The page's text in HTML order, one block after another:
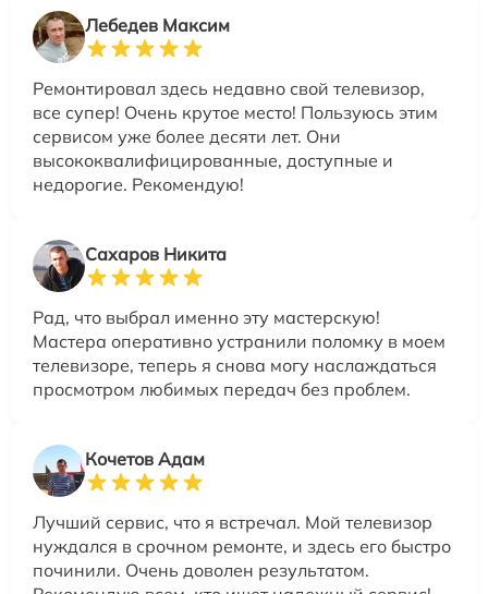
Лебедев Максим
Ремонтировал здесь недавно свой телевизор,
все супер! Очень крутое место! Пользуюсь этим
сервисом уже более десяти лет. Они
высококвалифицированные, доступные и
недорогие. Рекомендую!
Сахаров Никита
Рад, что выбрал именно эту мастерскую!
Мастера оперативно устранили поломку в моем
телевизоре, теперь я снова могу наслаждаться
просмотром любимых передач без проблем.
Кочетов Адам
Лучший сервис, что я встречал. Мой телевизор
нуждался в срочном ремонте, и здесь его быстро
починили. Очень доволен результатом.